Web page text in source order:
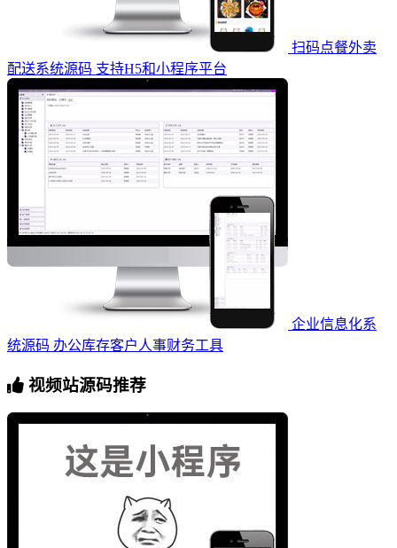
扫码点餐外卖
配送系统源码 支持H5和小程序平台
企业信息化系
统源码 办公库存客户人事财务工具
视频站源码推荐